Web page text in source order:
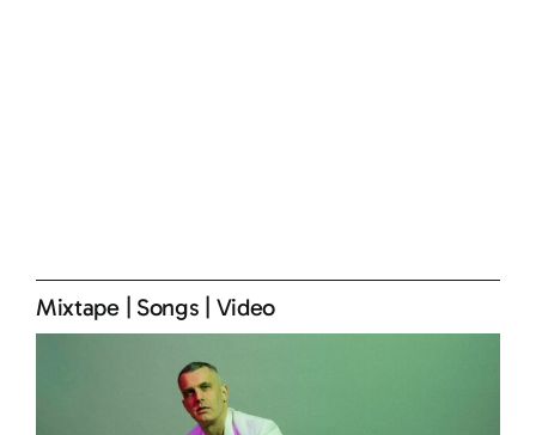
Mixtape| Songs Video